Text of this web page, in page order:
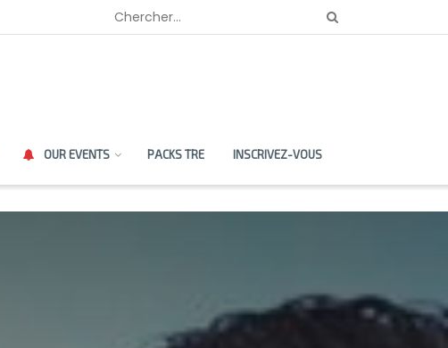
OUR EVENTS PACKS TRE INSCRIVEZ-VOUS